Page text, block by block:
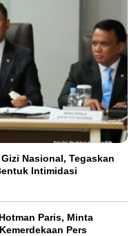
Nasional, Tegaskan
Intimidasi
Paris, Minta
Pers